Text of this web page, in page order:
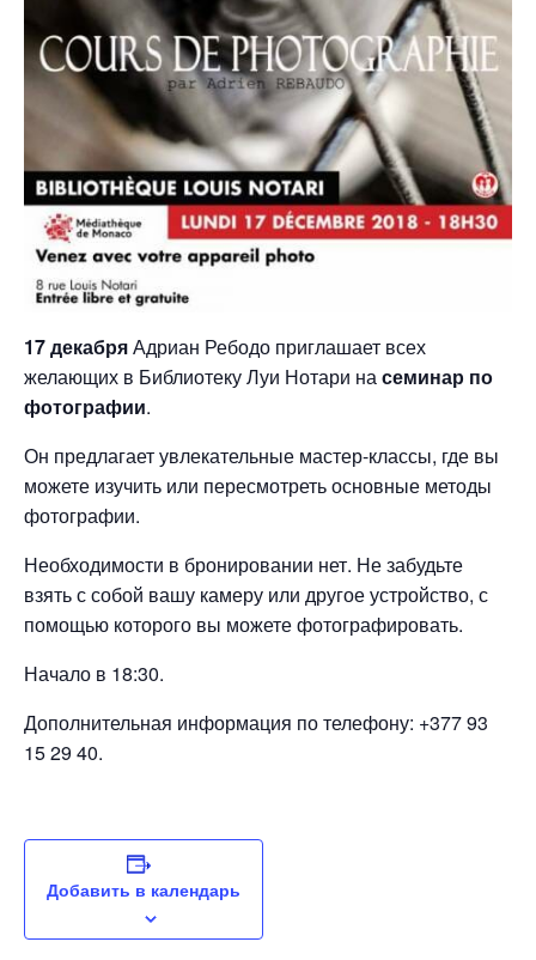
17 декабряАдриан Ребодо приглашает всех
желающих в Библиотеку Луи Нотари насеминар по
фотографии.
Он предлагает увлекательные мастер-классы, где вы
можете изучить или пересмотреть основные методы
фотографии.
Необходимости в бронировании нет. Не забудьте
взять с собой вашу камеру или другое устройство, с
помощью которого вы можете фотографировать.
Начало в 18:30.
Дополнительная информация по телефону: +377 93
15 29 40.
Добавить в календарь